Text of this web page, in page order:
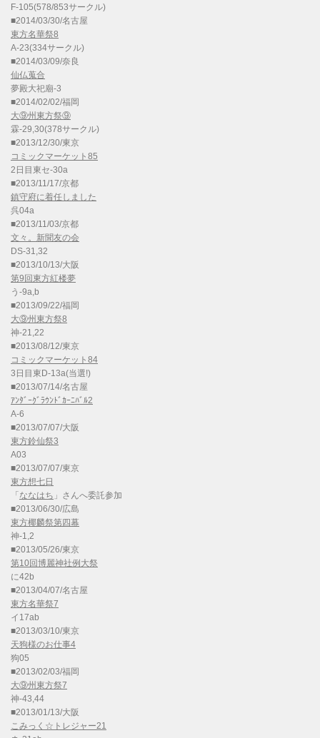
F-105(578/853サークル)
■2014/03/30/名古屋
東方名華祭8
A-23(334サークル)
■2014/03/09/奈良
仙仏蒐合
夢殿大祀廟-3
■2014/02/02/福岡
大⑨州東方祭⑨
霖-29,30(378サークル)
■2013/12/30/東京
コミックマーケット85
2日目東セ-30a
■2013/11/17/京都
鎮守府に着任しました
呉04a
■2013/11/03/京都
文々。新聞友の会
DS-31,32
■2013/10/13/大阪
第9回東方紅楼夢
う-9a,b
■2013/09/22/福岡
大⑨州東方祭8
神-21,22
■2013/08/12/東京
コミックマーケット84
3日目東D-13a(当選!)
■2013/07/14/名古屋
ｱﾝﾀﾞｰｸﾞﾗｳﾝﾄﾞｶｰﾆﾊﾞﾙ2
A-6
■2013/07/07/大阪
東方鈴仙祭3
A03
■2013/07/07/東京
東方想七日
「 ななはち 」さんへ委託参加
■2013/06/30/広島
東方椰麟祭第四幕
神-1,2
■2013/05/26/東京
第10回博麗神社例大祭
に42b
■2013/04/07/名古屋
東方名華祭7
イ17ab
■2013/03/10/東京
天狗様のお仕事4
狗05
■2013/02/03/福岡
大⑨州東方祭7
神-43,44
■2013/01/13/大阪
こみっく☆トレジャー21